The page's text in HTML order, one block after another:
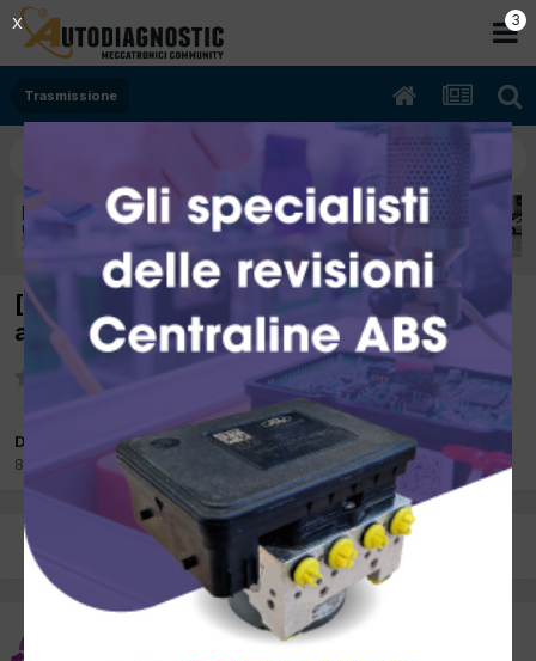
Trasmissione
[seat altea 11/2004 2.0cc BKD 103Kw Diesel]
anomalia frizione dopo la sostituzione
Da nicola0078
8 Novembre 2018in Trasmissione
Pagina 1 di 2
2
X